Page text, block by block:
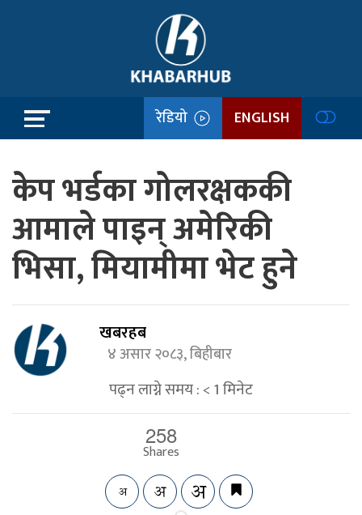
रेडियो ENGLISH
केप भर्डका गोलरक्षककी
आमाले पाइन् अमेरिकी
भिसा, मियामीमा भेट हुने
खबरहब
४ असार २०८३, बिहीबार
पढ्न लाग्ने समय :< 1मिनेट
258
Shares